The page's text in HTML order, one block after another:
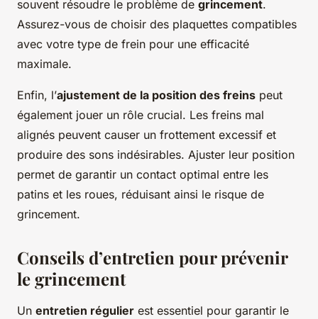
souvent résoudre le problème de grincement.
Assurez-vous de choisir des plaquettes compatibles
avec votre type de frein pour une efficacité
maximale.
Enfin, l’ajustement de la position des freins peut
également jouer un rôle crucial. Les freins mal
alignés peuvent causer un frottement excessif et
produire des sons indésirables. Ajuster leur position
permet de garantir un contact optimal entre les
patins et les roues, réduisant ainsi le risque de
grincement.
Conseils d’entretien pour prévenir
le grincement
Un entretien régulier est essentiel pour garantir le